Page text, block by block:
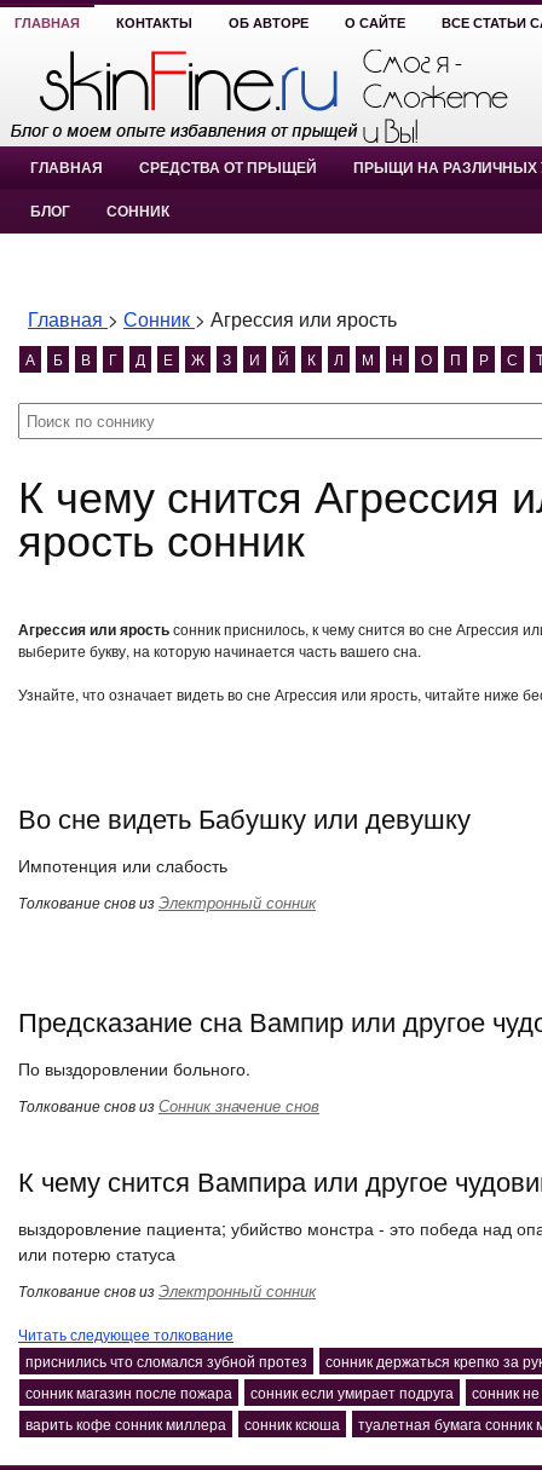
ГЛАВНАЯ КОНТАКТЫ ОБ АВТОРЕ О САЙТЕ ВСЕ СТАТЬИ
ГЛАВНАЯ СРЕДСТВА ОТ ПРЫЩЕЙ ПРЫЩИ НА РАЗЛИЧНЫХ
БЛОГ СОННИК
Главная > Сонник > Агрессия или ярость
А Б В Г Д Е Ж З И Й К Л М Н О П Р С
К чему снится Агрессия или ярость? Агрессия или
ярость сонник
Агрессия или яростьсонник приснилось, к чему снится во сне Агрессия
выберите букву, на которую начинается часть вашего сна.
Узнайте, что означает видеть во сне Агрессия или ярость, читайте ниже
Во сне видеть Бабушку или девушку
Импотенция или слабость
Толкование снов изЭлектронный сонник
Предсказание сна Вампир или другое
По выздоровлении больного.
Толкование снов изСонник значение снов
К чему снится Вампира или другое
выздоровление пациента; убийство монстра - это победа над
или потерю статуса
Толкование снов изЭлектронный сонник
Читать следующее толкование
приснились что сломался зубной протез
сонник держаться крепко за
сонник магазин после пожара
сонник если умирает подруга
сонник
варить кофе сонник миллера
сонник ксюша туалетная бумага сонник